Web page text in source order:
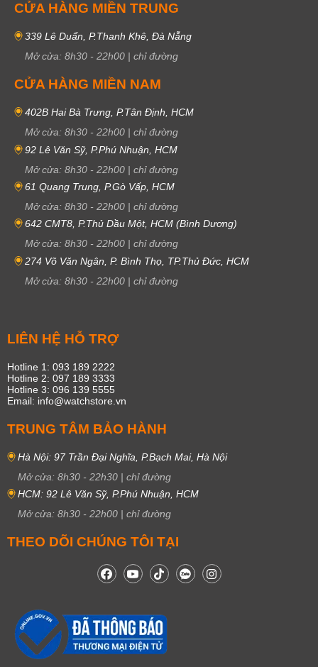
CỬA HÀNG MIỀN TRUNG
339 Lê Duẩn, P.Thanh Khê, Đà Nẵng
Mở cửa: 8h30 - 22h00 | chỉ đường
CỬA HÀNG MIỀN NAM
402B Hai Bà Trưng, P.Tân Định, HCM
Mở cửa: 8h30 - 22h00 | chỉ đường
92 Lê Văn Sỹ, P.Phú Nhuận, HCM
Mở cửa: 8h30 - 22h00 | chỉ đường
61 Quang Trung, P.Gò Vấp, HCM
Mở cửa: 8h30 - 22h00 | chỉ đường
642 CMT8, P.Thủ Dầu Một, HCM (Bình Dương)
Mở cửa: 8h30 - 22h00 | chỉ đường
274 Võ Văn Ngân, P. Bình Thọ, TP.Thủ Đức, HCM
Mở cửa: 8h30 - 22h00 | chỉ đường
LIÊN HỆ HỖ TRỢ
Hotline 1: 093 189 2222
Hotline 2: 097 189 3333
Hotline 3: 096 139 5555
Email: info@watchstore.vn
TRUNG TÂM BẢO HÀNH
Hà Nội: 97 Trần Đại Nghĩa, P.Bạch Mai, Hà Nội
Mở cửa: 8h30 - 22h30 | chỉ đường
HCM: 92 Lê Văn Sỹ, P.Phú Nhuận, HCM
Mở cửa: 8h30 - 22h00 | chỉ đường
THEO DÕI CHÚNG TÔI TẠI